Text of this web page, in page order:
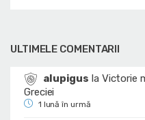
ULTIMELE COMENTARII
alupigus la Victorie
Greciei
1 lună în urmă